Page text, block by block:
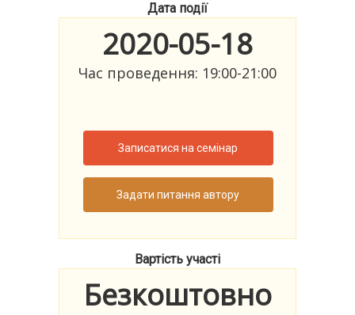
Дата події
2020-05-18
Час проведення: 19:00-21:00
Записатися на семінар
Задати питання автору
Вартість участі
Безкоштовно